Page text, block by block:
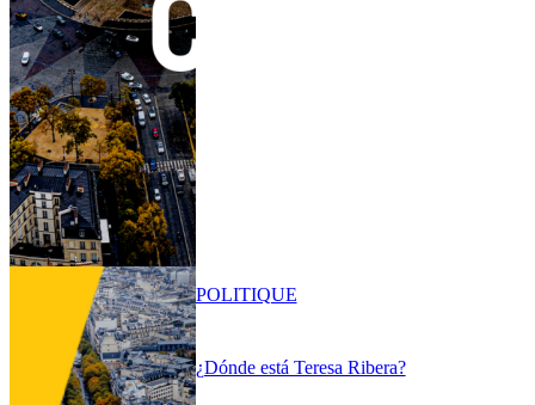
¿Dónde está Teresa Ribera?
POLITIQUE